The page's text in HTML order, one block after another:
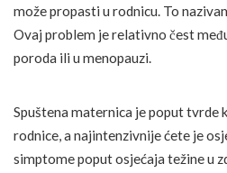
može propasti u rodnicu. To
Ovaj problem je relativno čest
poroda ili u menopauzi.
Spuštena maternica je poput tvrde
rodnice, a najintenzivnije ćete je
simptome poput osjećaja težine u